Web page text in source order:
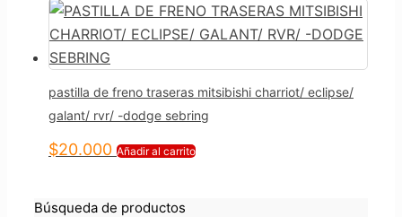
pastilla de freno traseras mitsibishi charriot/ eclipse/
galant/ rvr/ -dodge sebring
$20.000 Añadir al carrito
Búsqueda de productos